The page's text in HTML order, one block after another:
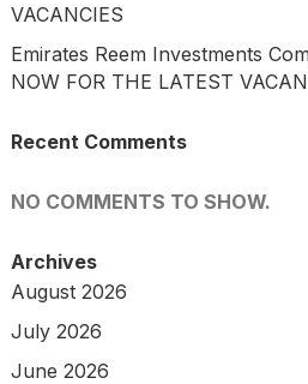
VACANCIES
Emirates Reem Investments
NOW FOR THE LATEST
Recent Comments
NO COMMENTS TO SHOW.
Archives
August 2026
July 2026
June 2026